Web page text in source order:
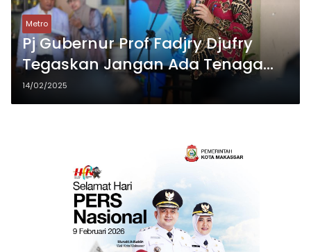
Metro
Pj Gubernur Prof Fadjry Djufry
Tegaskan Jangan Ada Tenaga
Honorer Dirumahkan
14/02/2025